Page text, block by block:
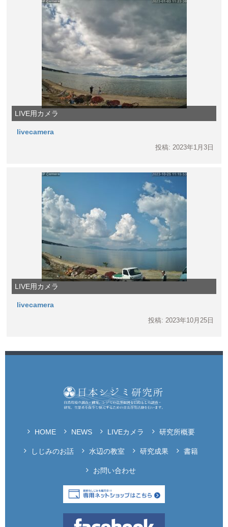
LIVE用カメラ
livecamera
投稿: 2023年1月3日
LIVE用カメラ
livecamera
投稿: 2023年10月25日
HOME NEWS LIVEカメラ 研究所概要
しじみのお話 水辺の教室 研究成果 書籍
お問い合わせ